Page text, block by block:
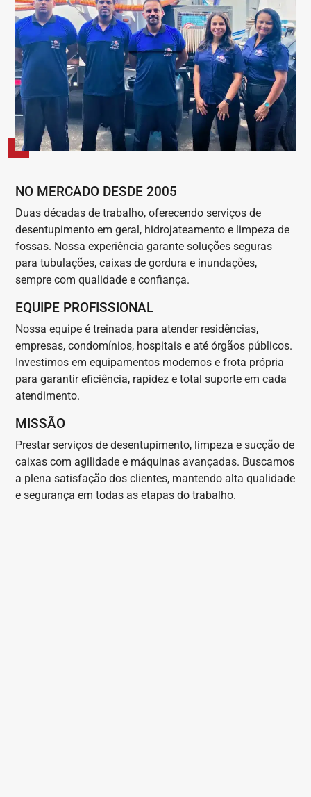
NO MERCADO DESDE 2005
Duas décadas de trabalho, oferecendo serviços de
desentupimento em geral, hidrojateamento e limpeza de
fossas. Nossa experiência garante soluções seguras
para tubulações, caixas de gordura e inundações,
sempre com qualidade e confiança.
EQUIPE PROFISSIONAL
Nossa equipe é treinada para atender residências,
empresas, condomínios, hospitais e até órgãos públicos.
Investimos em equipamentos modernos e frota própria
para garantir eficiência, rapidez e total suporte em cada
atendimento.
MISSÃO
Prestar serviços de desentupimento, limpeza e sucção de
caixas com agilidade e máquinas avançadas. Buscamos
a plena satisfação dos clientes, mantendo alta qualidade
e segurança em todas as etapas do trabalho.